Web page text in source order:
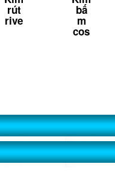
rút
rive
bấ
m
cos